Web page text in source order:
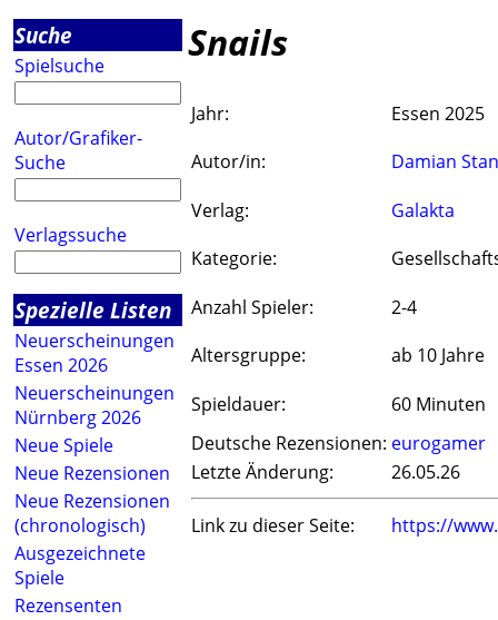
Suche
Spielsuche
Autor/Grafiker-
Suche
Verlagssuche
Spezielle Listen
Neuerscheinungen
Essen 2026
Neuerscheinungen
Nürnberg 2026
Neue Spiele
Neue Rezensionen
Neue Rezensionen
(chronologisch)
Ausgezeichnete
Spiele
Rezensenten
Snails
Jahr:
Essen 2025
Autor/in:
Damian
Verlag:
Galakta
Kategorie:
Anzahl Spieler:
2-4
Altersgruppe:
ab 10 Jahre
Spieldauer:
60 Minuten
Deutsche Rezensionen: eurogamer
Letzte Änderung:
26.05.26
Link zu dieser Seite: https://